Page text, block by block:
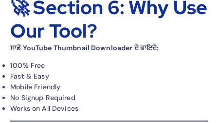
🚀 Section 6: Why Use
Our Tool?
ਸਾਡੇ YouTube Thumbnail Downloader ਦੇ ਫਾਇਦੇ:
100% Free
Fast & Easy
Mobile Friendly
No Signup Required
Works on All Devices